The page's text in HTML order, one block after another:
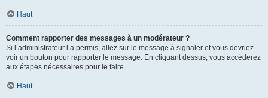
Haut
Comment rapporter des messages à un modérateur ?
Si l’administrateur l’a permis, allez sur le message à signaler et vous devriez
voir un bouton pour rapporter le message. En cliquant dessus, vous accéderez
aux étapes nécessaires pour le faire.
Haut